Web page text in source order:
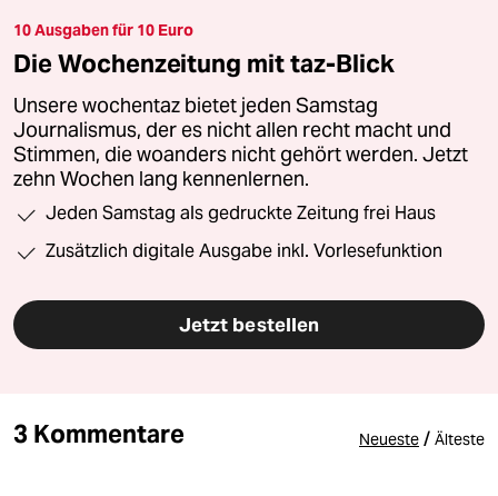
10 Ausgaben für 10 Euro
Die Wochenzeitung mit taz-Blick
Unsere wochentaz bietet jeden Samstag
Journalismus, der es nicht allen recht macht und
Stimmen, die woanders nicht gehört werden. Jetzt
zehn Wochen lang kennenlernen.
Jeden Samstag als gedruckte Zeitung frei Haus
Zusätzlich digitale Ausgabe inkl. Vorlesefunktion
Jetzt bestellen
3 Kommentare Neueste / Älteste